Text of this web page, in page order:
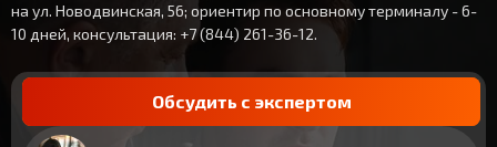
на ул. Новодвинская, 56; ориентир по основному терминалу - 6-
10 дней, консультация: +7 (844) 261-36-12.
Обсудить с экспертом